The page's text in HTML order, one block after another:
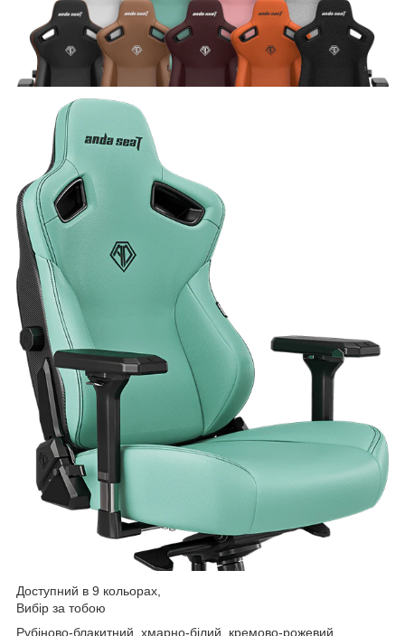
Доступний в 9 кольорах,
Вибір за тобою
Рубіново-блакитний, хмарно-білий, кремово-рожевий,